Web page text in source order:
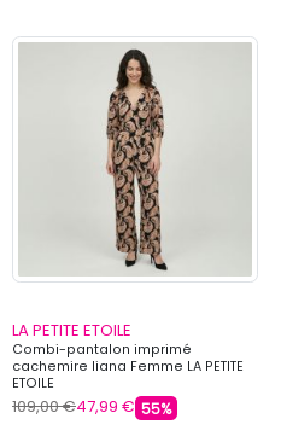
LA PETITE ETOILE
Combi-pantalon imprimé
cachemire liana Femme LA PETITE
ETOILE
109,00 €47,99 € 55%